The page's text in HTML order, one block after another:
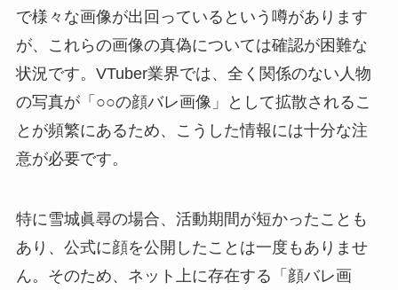
で様々な画像が出回っているという噂があります
が、これらの画像の真偽については確認が困難な
状況です。VTuber業界では、全く関係のない人物
の写真が「○○の顔バレ画像」として拡散されるこ
とが頻繁にあるため、こうした情報には十分な注
意が必要です。
特に雪城眞尋の場合、活動期間が短かったことも
あり、公式に顔を公開したことは一度もありませ
ん。そのため、ネット上に存在する「顔バレ画